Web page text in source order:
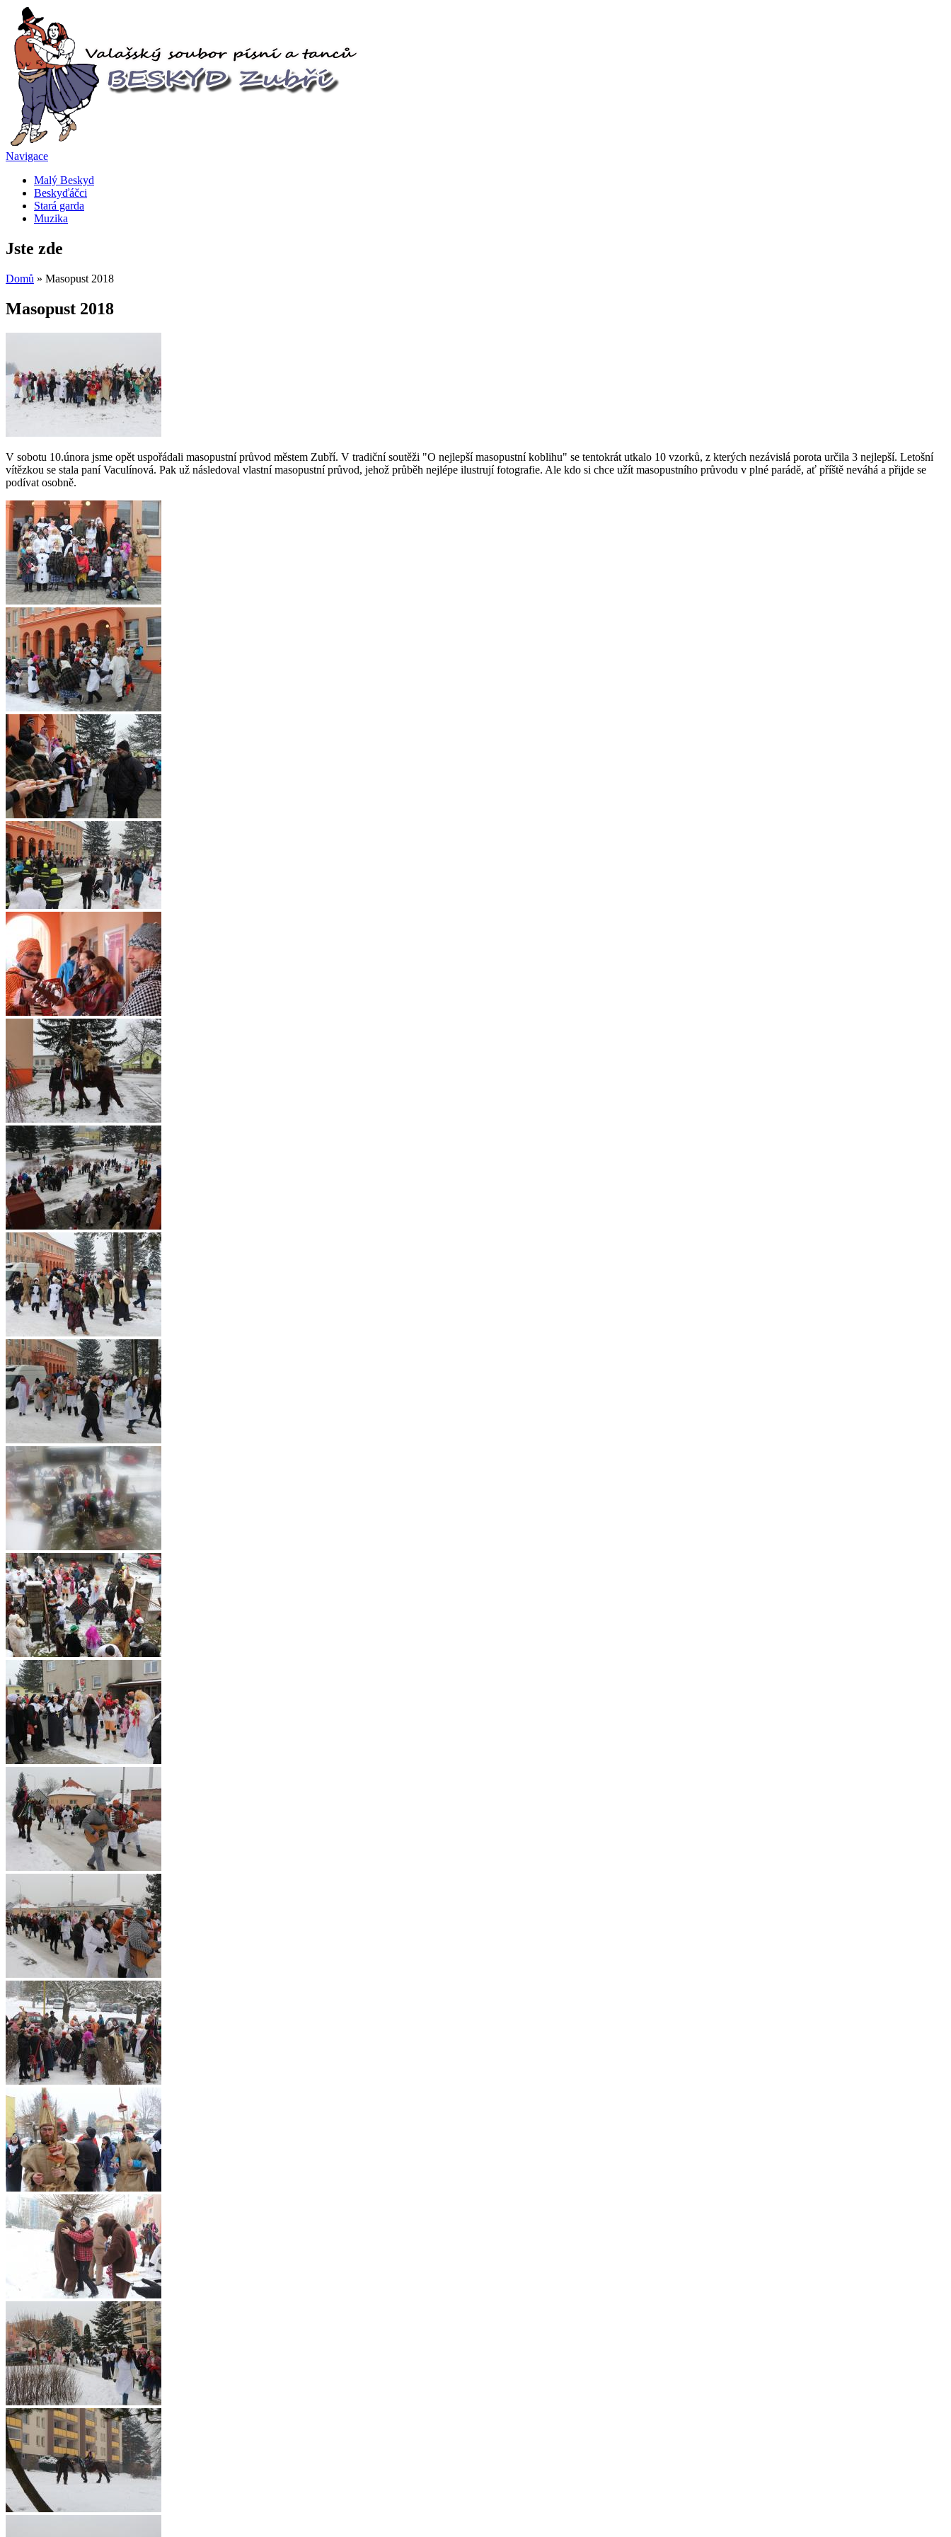
Navigace
Malý Beskyd
Beskyďáčci
Stará garda
Muzika
Jste zde
Domů » Masopust 2018
Masopust 2018
V sobotu 10.února jsme opět uspořádali masopustní průvod městem Zubří. V tradiční soutěži "O nejlepší masopustní koblihu" se tentokrát utkalo 10 vzorků, z kterých nezávislá porota určila 3 nejlepší. Letošní
vítězkou se stala paní Vaculínová. Pak už následoval vlastní masopustní průvod, jehož průběh nejlépe ilustrují fotografie. Ale kdo si chce užít masopustního průvodu v plné parádě, ať příště neváhá a přijde se
podívat osobně.